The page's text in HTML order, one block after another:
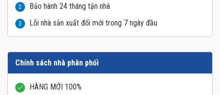
2 Bảo hành 24 tháng tận nhà
3 Lỗi nhà sản xuất đổi mới trong 7 ngày đầu
Chính sách nhà phân phối
HÀNG MỚI 100%